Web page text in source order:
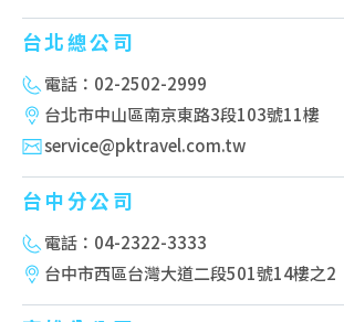
台北總公司
電話：02-2502-2999
台北市中山區南京東路3段103號11樓
service@pktravel.com.tw
台中分公司
電話：04-2322-3333
台中市西區台灣大道二段501號14樓之2